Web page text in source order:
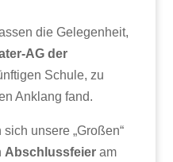
die Gelegenheit,
AG der
Schule, zu
Anklang fand.
unsere „Großen“
Abschlussfeieram